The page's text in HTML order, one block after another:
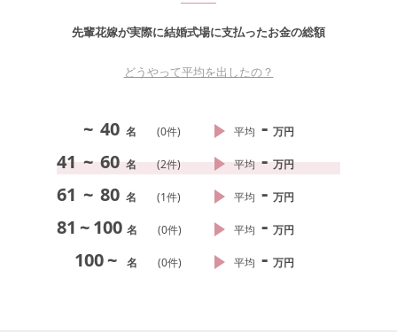
先輩花嫁が実際に結婚式場に支払ったお金の総額
どうやって平均を出したの？
~ 40 名 (0件) 平均 - 万円
41 ~ 60 名 (2件) 平均 - 万円
61 ~ 80 名 (1件) 平均 - 万円
81 ~100 名 (0件) 平均 - 万円
100~ 名 (0件) 平均 - 万円